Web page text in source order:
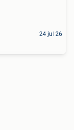
24 jul 26